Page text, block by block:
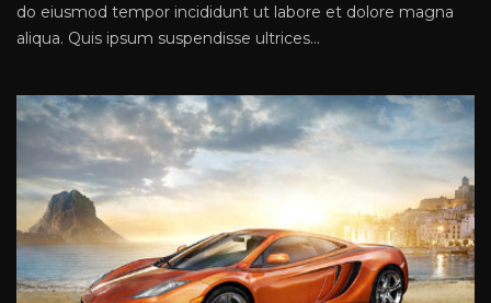
do eiusmod tempor incididunt ut labore et dolore magna
aliqua. Quis ipsum suspendisse ultrices...